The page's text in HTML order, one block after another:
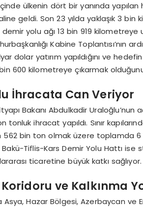
ülkenin dört bir yanında
geldi. Son 23 yılda yaklaşık 3
yolu ağı 13 bin 919 kilometreye
Kabine Toplantısı’nın
dolar yatırım yapıldığını ve
600 kilometreye çıkarmak
İhracata Can Veriyor
Bakanı Abdulkadir Uraloğlu’nun
tonluk ihracat yapıldı. Sınır
bin ton olmak üzere toplamda 6
Tiflis-Kars Demir Yolu Hattı ise
ticaretine büyük katkı sağlıyor.
ve Kalkınma
Asya, Hazar Bölgesi, Azerbaycan ve